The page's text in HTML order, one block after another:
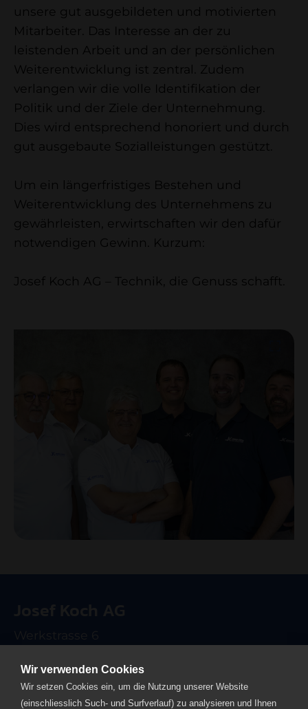
Wir verwenden Cookies
Wir setzen Cookies ein, um die Nutzung unserer Website
(einschliesslich Such- und Surfverlauf) zu analysieren und Ihnen
unsere gut ausgebildeten und motivierten
Mitarbeiter. Das Interesse an der zu
leistenden Arbeit und an der persönlichen
Weiterentwicklung ist zentral. Zudem
verlangen wir die volle Identifikation der
Politik und der Ziele der Unternehmung.
Dies wird entsprechend honoriert und durch
gut ausgebaute Sozialleistungen gestützt.
Um ein längerfristiges Bestehen und
Weiterentwicklung des Unternehmens zu
gewährleisten, erwirtschaften wir den dafür
notwendigen Gewinn. Kurzum:
Josef Koch AG – Technik, die Genuss schafft.
T +41 41 499 90 00
info
josefkoch.ch